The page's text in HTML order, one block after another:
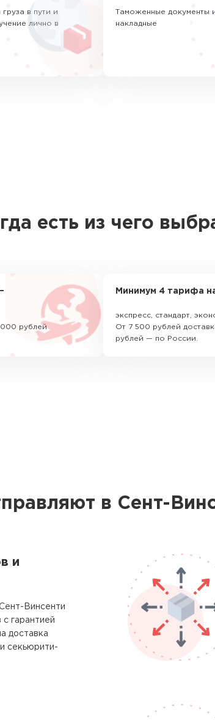
в пути и
лично в
Таможенные документы
накладные
есть из чего
000 рублей
Минимум 4 тарифа
экспресс, стандарт,
От 7 500 рублей
рублей — по России.
в Сент-
и
Винсенти
с гарантией
доставка
секьюрити-